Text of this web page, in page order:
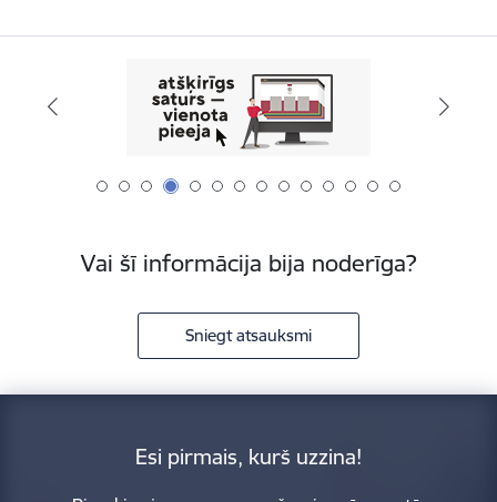
Vai šī informācija bija noderīga?
Sniegt atsauksmi
Esi pirmais, kurš uzzina!